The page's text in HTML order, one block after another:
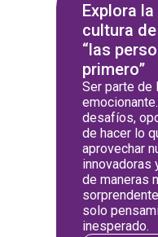
Explora
cultura
“las
primero”
Ser parte de
desafíos,
de hacer lo
aprovechar
innovadoras
de maneras
solo
inesperado.